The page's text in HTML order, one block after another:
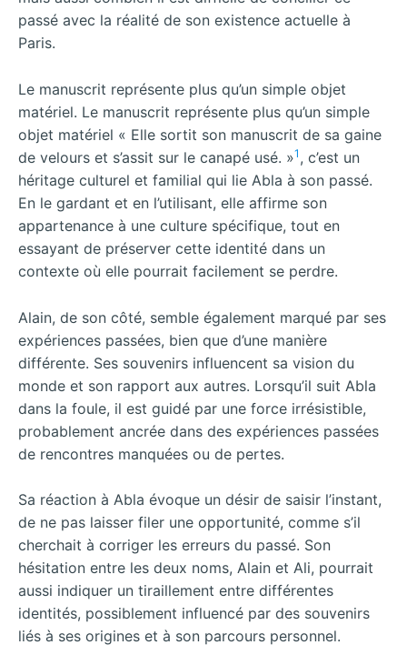
passé avec la réalité de son existence actuelle à
Paris.
Le manuscrit représente plus qu’un simple objet
matériel. Le manuscrit représente plus qu’un simple
objet matériel « Elle sortit son manuscrit de sa gaine
de velours et s’assit sur le canapé usé. »1 , c’est un
héritage culturel et familial qui lie Abla à son passé.
En le gardant et en l’utilisant, elle affirme son
appartenance à une culture spécifique, tout en
essayant de préserver cette identité dans un
contexte où elle pourrait facilement se perdre.
Alain, de son côté, semble également marqué par ses
expériences passées, bien que d’une manière
différente. Ses souvenirs influencent sa vision du
monde et son rapport aux autres. Lorsqu’il suit Abla
dans la foule, il est guidé par une force irrésistible,
probablement ancrée dans des expériences passées
de rencontres manquées ou de pertes.
Sa réaction à Abla évoque un désir de saisir l’instant,
de ne pas laisser filer une opportunité, comme s’il
cherchait à corriger les erreurs du passé. Son
hésitation entre les deux noms, Alain et Ali, pourrait
aussi indiquer un tiraillement entre différentes
identités, possiblement influencé par des souvenirs
liés à ses origines et à son parcours personnel.